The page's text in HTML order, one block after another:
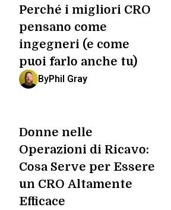
Perché i migliori CRO
pensano come
ingegneri (e come
puoi farlo anche tu)
ByPhil Gray
Donne nelle
Operazioni di Ricavo:
Cosa Serve per Essere
un CRO Altamente
Efficace